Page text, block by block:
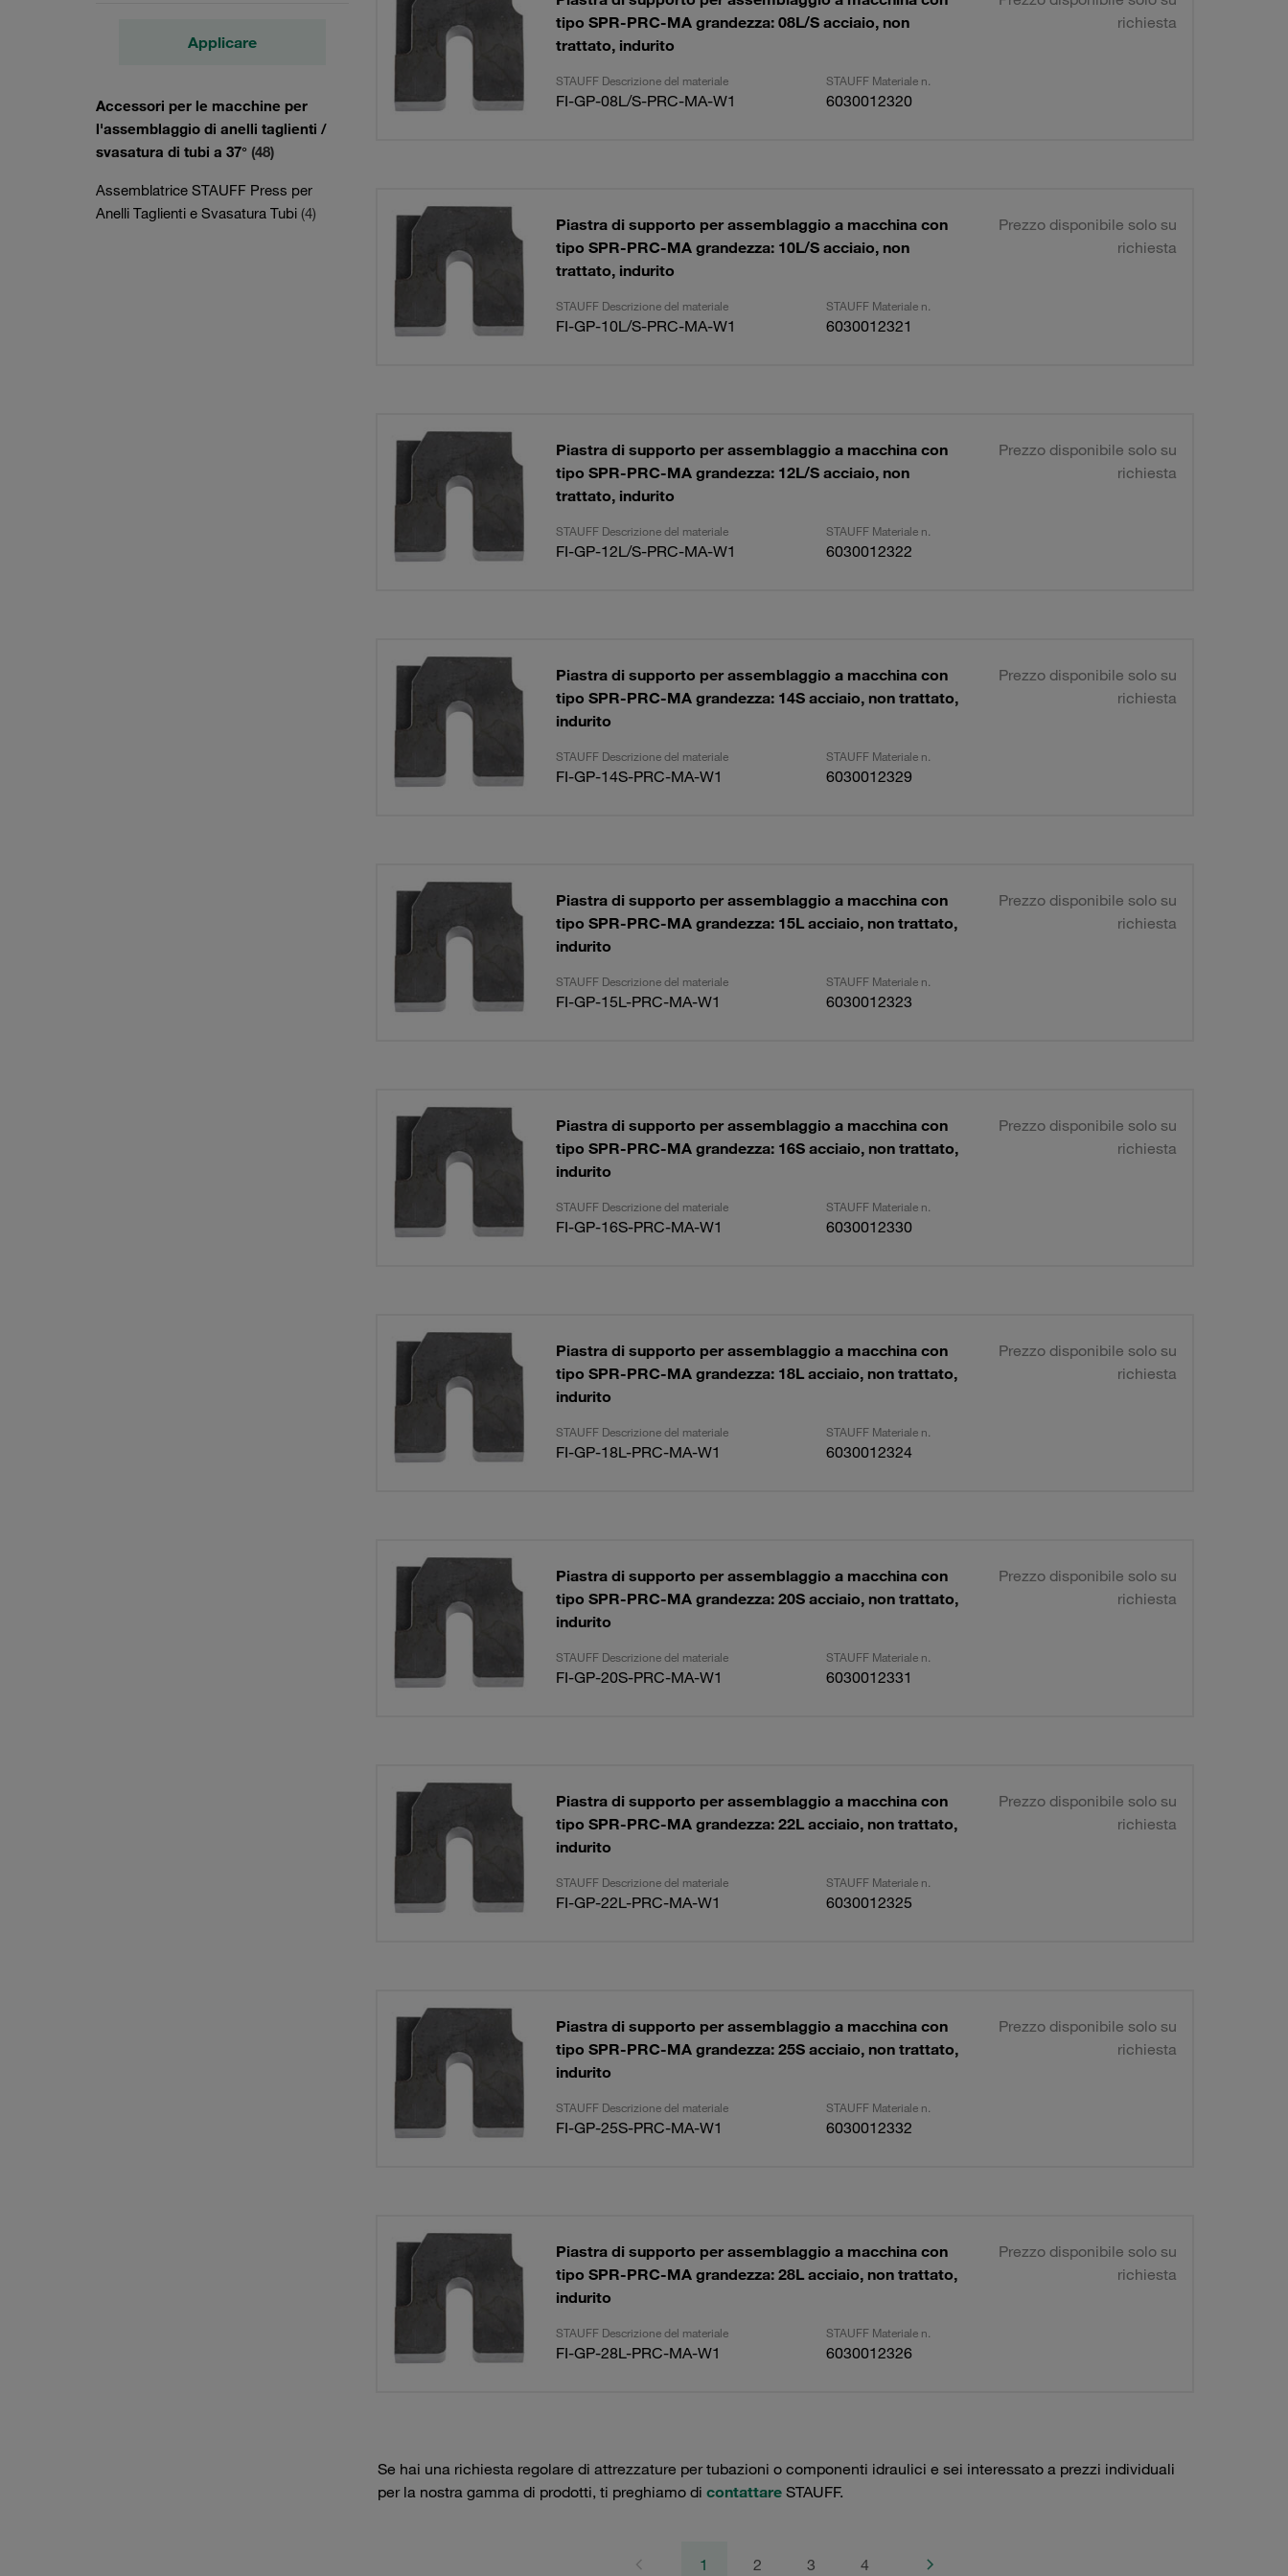
Applicare
Accessori per le macchine per
l'assemblaggio di anelli taglienti /
svasatura di tubi a 37° (48)
Assemblatrice STAUFF Press per
Anelli Taglienti e Svasatura Tubi (4)
tipo SPR-PRC-MA grandezza: 08L/S acciaio, non
trattato, indurito
richiesta
STAUFF Descrizione del materiale STAUFF Materiale n.
FI-GP-08L/S-PRC-MA-W1 6030012320
Piastra di supporto per assemblaggio a macchina con
tipo SPR-PRC-MA grandezza: 10L/S acciaio, non
trattato, indurito
Prezzo disponibile solo su
richiesta
STAUFF Descrizione del materiale STAUFF Materiale n.
FI-GP-10L/S-PRC-MA-W1 6030012321
Piastra di supporto per assemblaggio a macchina con
tipo SPR-PRC-MA grandezza: 12L/S acciaio, non
trattato, indurito
Prezzo disponibile solo su
richiesta
STAUFF Descrizione del materiale STAUFF Materiale n.
FI-GP-12L/S-PRC-MA-W1 6030012322
Piastra di supporto per assemblaggio a macchina con
tipo SPR-PRC-MA grandezza: 14S acciaio, non trattato,
indurito
Prezzo disponibile solo su
richiesta
STAUFF Descrizione del materiale STAUFF Materiale n.
FI-GP-14S-PRC-MA-W1 6030012329
Piastra di supporto per assemblaggio a macchina con
tipo SPR-PRC-MA grandezza: 15L acciaio, non trattato,
indurito
Prezzo disponibile solo su
richiesta
STAUFF Descrizione del materiale STAUFF Materiale n.
FI-GP-15L-PRC-MA-W1 6030012323
Piastra di supporto per assemblaggio a macchina con
tipo SPR-PRC-MA grandezza: 16S acciaio, non trattato,
indurito
Prezzo disponibile solo su
richiesta
STAUFF Descrizione del materiale STAUFF Materiale n.
FI-GP-16S-PRC-MA-W1 6030012330
Piastra di supporto per assemblaggio a macchina con
tipo SPR-PRC-MA grandezza: 18L acciaio, non trattato,
indurito
Prezzo disponibile solo su
richiesta
STAUFF Descrizione del materiale STAUFF Materiale n.
FI-GP-18L-PRC-MA-W1 6030012324
Piastra di supporto per assemblaggio a macchina con
tipo SPR-PRC-MA grandezza: 20S acciaio, non trattato,
indurito
Prezzo disponibile solo su
richiesta
STAUFF Descrizione del materiale STAUFF Materiale n.
FI-GP-20S-PRC-MA-W1 6030012331
Piastra di supporto per assemblaggio a macchina con
tipo SPR-PRC-MA grandezza: 22L acciaio, non trattato,
indurito
Prezzo disponibile solo su
richiesta
STAUFF Descrizione del materiale STAUFF Materiale n.
FI-GP-22L-PRC-MA-W1 6030012325
Piastra di supporto per assemblaggio a macchina con
tipo SPR-PRC-MA grandezza: 25S acciaio, non trattato,
indurito
Prezzo disponibile solo su
richiesta
STAUFF Descrizione del materiale STAUFF Materiale n.
FI-GP-25S-PRC-MA-W1 6030012332
Piastra di supporto per assemblaggio a macchina con
tipo SPR-PRC-MA grandezza: 28L acciaio, non trattato,
indurito
Prezzo disponibile solo su
richiesta
STAUFF Descrizione del materiale STAUFF Materiale n.
FI-GP-28L-PRC-MA-W1 6030012326
Se hai una richiesta regolare di attrezzature per tubazioni o componenti idraulici e sei interessato a prezzi individuali
per la nostra gamma di prodotti, ti preghiamo di contattareSTAUFF.
1 2 3 4